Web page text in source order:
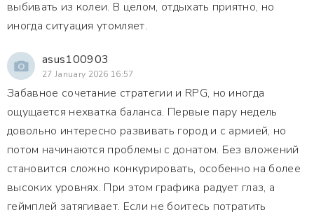
выбивать из колеи. В целом, отдыхать приятно, но
иногда ситуация утомляет.
asus100903
27 January 2026 16:57
Забавное сочетание стратегии и RPG, но иногда
ощущается нехватка баланса. Первые пару недель
довольно интересно развивать город и с армией, но
потом начинаются проблемы с донатом. Без вложений
становится сложно конкурировать, особенно на более
высоких уровнях. При этом графика радует глаз, а
геймплей затягивает. Если не боитесь потратить